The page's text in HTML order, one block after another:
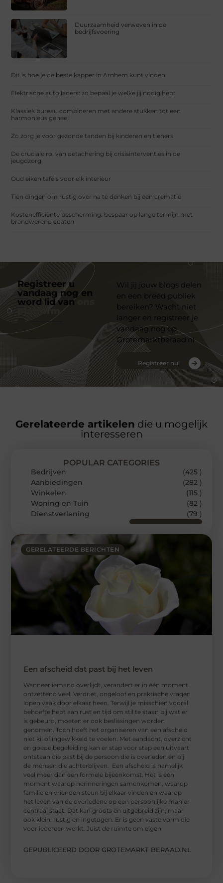
Duurzaamheid verweven in de
bedrijfsvoering
Dit is hoe je de beste kapper in Arnhem kunt vinden
Elektrische auto laders: zo bepaal je welke jij nodig hebt
Klassiek bureau combineren met andere stukken tot een
harmonieus geheel
Zo zorg je voor gezonde tanden bij kinderen en tieners
De cruciale rol van detachering bij crisisinterventies in de
jeugdzorg
Oud eiken tafels voor elk interieur
Tien dingen om rustig over na te denken bij een crematie
Kostenefficiënte bescherming: bespaar op lange termijn met
brandwerend coaten
Registreer u
vandaag nog en
word lid van
platform
Wil jij jouw blogs delen
en een breed publiek
bereiken? Wacht niet
langer en registreer je
vandaag nog op
Grotemarktberaad.nl
Registreer nu!
Gerelateerde artikelen die u mogelijk
interesseren
GERELATEERDE BERICHTEN
Een afscheid dat past bij het leven
Wanneer iemand overlijdt, verandert er in één moment
ontzettend veel. Verdriet, ongeloof en praktische vragen
lopen vaak door elkaar heen. Terwijl je misschien vooral
behoefte hebt aan rust en tijd om stil te staan bij wat er
is gebeurd, moeten er ook beslissingen worden
genomen. Toch hoeft het organiseren van een afscheid
niet kil of ingewikkeld te voelen. Met aandacht, overzicht
en goede begeleiding kan er stap voor stap een uitvaart
ontstaan die past bij de persoon die is overleden én bij
de mensen die achterblijven. Een afscheid is namelijk
veel meer dan een formele bijeenkomst. Het is een
moment waarop herinneringen samenkomen, waarop
familie en vrienden steun bij elkaar vinden en waarop
het leven van de overledene op een persoonlijke manier
centraal staat. Dat kan groots en uitgebreid zijn, maar
ook klein, rustig en ingetogen. Er is geen vaste vorm die
voor iedereen werkt. Juist de ruimte om eigen
GEPUBLICEERD DOOR GROTEMARKT BERAAD.NL
POPULAR CATEGORIES
Bedrijven
(425 )
Aanbiedingen
(282 )
Winkelen
(115 )
Woning en Tuin
(82 )
Dienstverlening
(79 )